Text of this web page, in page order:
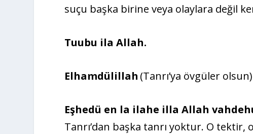
suçu başka birine veya olaylara değil
Tuubu ila Allah.
Elhamdülillah (Tanrı’ya övgüler olsun)
Eşhedü en la ilahe illa Allah
Tanrı’dan başka tanrı yoktur. O tektir,